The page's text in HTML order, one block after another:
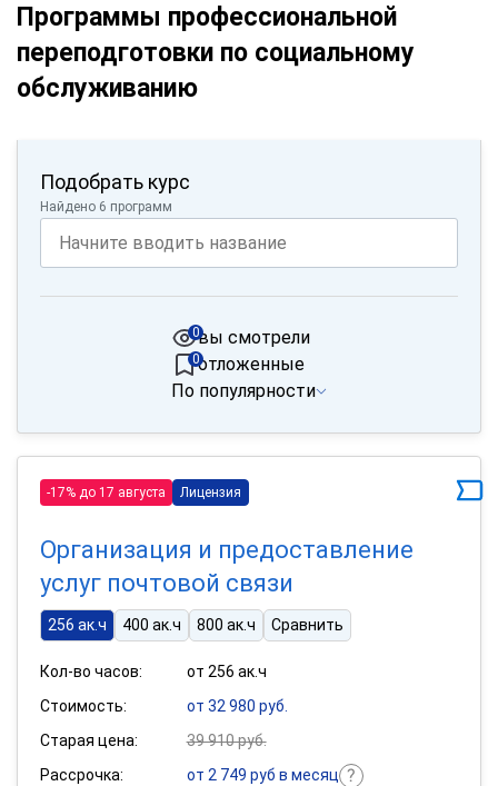
Программы профессиональной
переподготовки по социальному
обслуживанию
Подобрать курс
Найдено 6 программ
вы смотрели
0
отложенные
0
По популярности
-17% до 17 августа Лицензия
Организация и предоставление
услуг почтовой связи
256 ак.ч 400 ак.ч 800 ак.ч Сравнить
Кол-во часов:
от 256 ак.ч
Стоимость:
от 32 980 руб.
Старая цена:
39 910 руб.
Рассрочка:
от 2 749 руб в месяц